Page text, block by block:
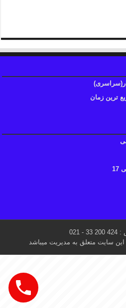
ترین زمان
021
سایت متعلق به مدیریت میباشد